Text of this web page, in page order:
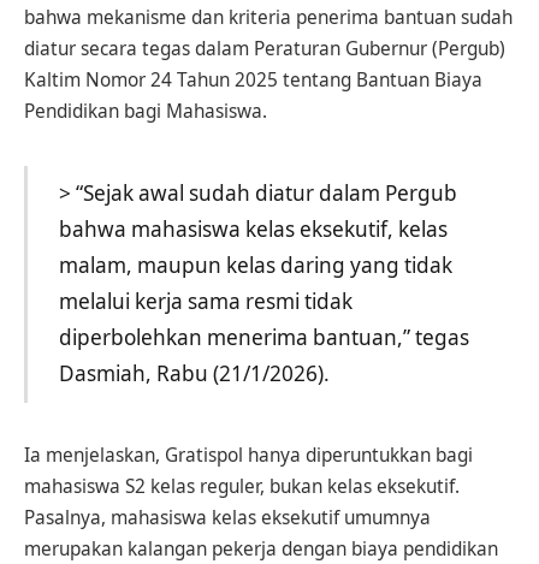
bahwa mekanisme dan kriteria penerima bantuan sudah
diatur secara tegas dalam Peraturan Gubernur (Pergub)
Kaltim Nomor 24 Tahun 2025 tentang Bantuan Biaya
Pendidikan bagi Mahasiswa.
> “Sejak awal sudah diatur dalam Pergub
bahwa mahasiswa kelas eksekutif, kelas
malam, maupun kelas daring yang tidak
melalui kerja sama resmi tidak
diperbolehkan menerima bantuan,” tegas
Dasmiah, Rabu (21/1/2026).
Ia menjelaskan, Gratispol hanya diperuntukkan bagi
mahasiswa S2 kelas reguler, bukan kelas eksekutif.
Pasalnya, mahasiswa kelas eksekutif umumnya
merupakan kalangan pekerja dengan biaya pendidikan